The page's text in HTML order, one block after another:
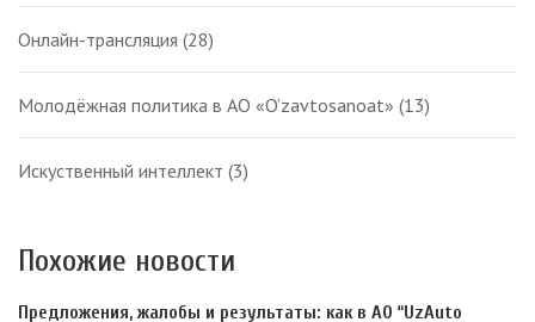
Онлайн-трансляция (28)
Молодёжная политика в АО «O‘zavtosanoat» (13)
Искуственный интеллект (3)
Похожие новости
Предложения, жалобы и результаты: как в АО “UzAuto